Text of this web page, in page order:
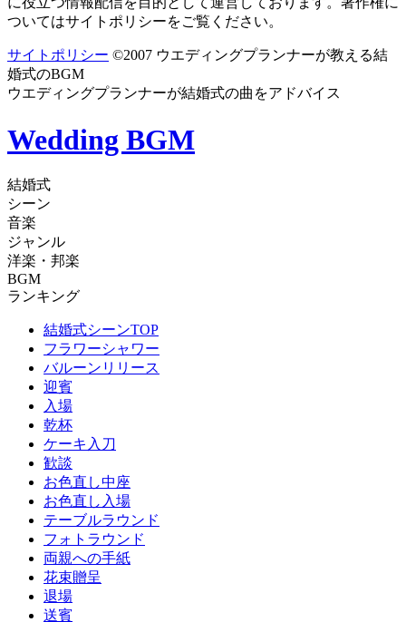
ついてはサイトポリシーをご覧ください。
サイトポリシー ©2007 ウエディングプランナーが教える結
婚式のBGM
ウエディングプランナーが結婚式の曲をアドバイス
Wedding BGM
結婚式
シーン
音楽
ジャンル
洋楽・邦楽
BGM
ランキング
結婚式シーンTOP
フラワーシャワー
バルーンリリース
迎賓
入場
乾杯
ケーキ入刀
歓談
お色直し中座
お色直し入場
テーブルラウンド
フォトラウンド
両親への手紙
花束贈呈
退場
送賓